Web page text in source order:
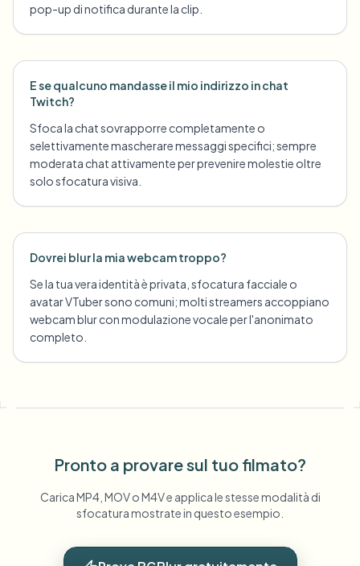
pop-up di notifica durante la clip.
E se qualcuno mandasse il mio indirizzo in chat
Twitch?
Sfoca la chat sovrapporre completamente o
selettivamente mascherare messaggi specifici; sempre
moderata chat attivamente per prevenire molestie oltre
solo sfocatura visiva.
Dovrei blur la mia webcam troppo?
Se la tua vera identità è privata, sfocatura facciale o
avatar VTuber sono comuni; molti streamers accoppiano
webcam blur con modulazione vocale per l'anonimato
completo.
Pronto a provare sul tuo filmato?
Carica MP4, MOV o M4V e applica le stesse modalità di
sfocatura mostrate in questo esempio.